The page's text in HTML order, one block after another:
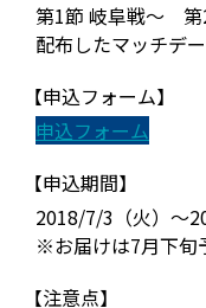
第1節 岐阜戦～ 第
配布したマッチデ
【申込フォーム】
申込フォーム
【申込期間】
2018/7/3（火）～
※お届けは7月下旬
【注意点】